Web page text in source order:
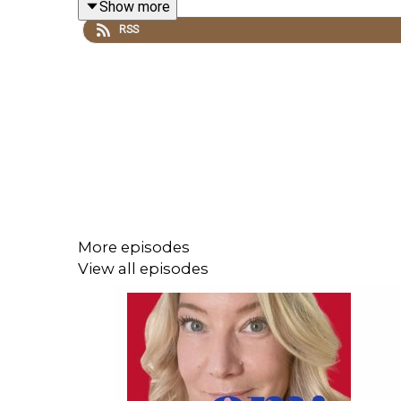
info@elinolofsson.com.
Show more
RSS
More episodes
View all episodes